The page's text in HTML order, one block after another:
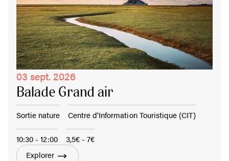
03 sept. 2026
Balade Grand air
Sortie nature Centre d'Information Touristique (CIT)
10:30 - 12:00
3,5€ - 7€
Explorer